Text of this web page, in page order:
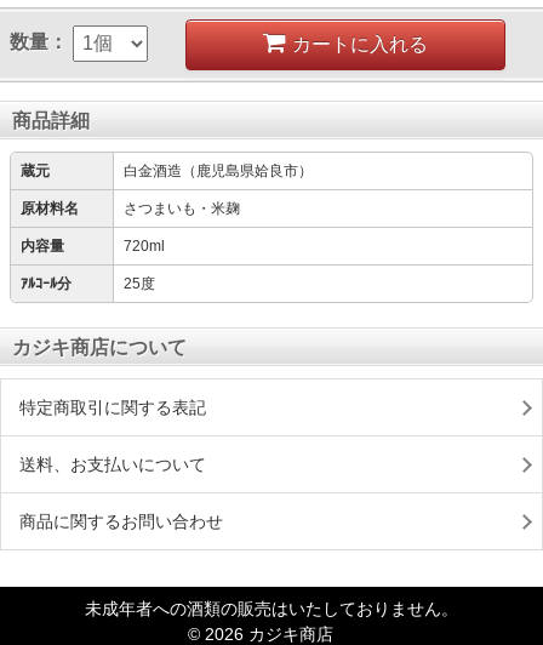
数量： カートに入れる
商品詳細
蔵元 白金酒造（鹿児島県姶良市）
原材料名 さつまいも・米麹
内容量 720ml
ｱﾙｺｰﾙ分 25度
カジキ商店について
特定商取引に関する表記
送料、お支払いについて
商品に関するお問い合わせ
未成年者への酒類の販売はいたしておりません。
© 2026 カジキ商店